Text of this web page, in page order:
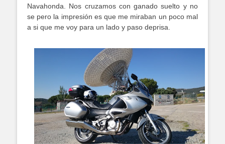
Navahonda. Nos cruzamos con ganado suelto y no
se pero la impresión es que me miraban un poco mal
a si que me voy para un lado y paso deprisa.